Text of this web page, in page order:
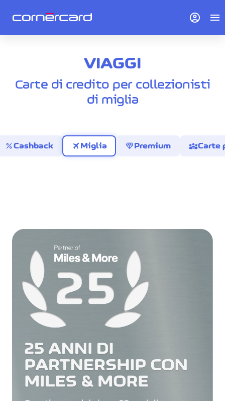
VIAGGI
Carte di credito per collezionisti
di miglia
percentCashback travel Miglia diamondPremium diversity_3Carte
account_circle menu